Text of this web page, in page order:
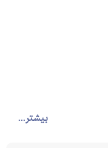
بیشتر...